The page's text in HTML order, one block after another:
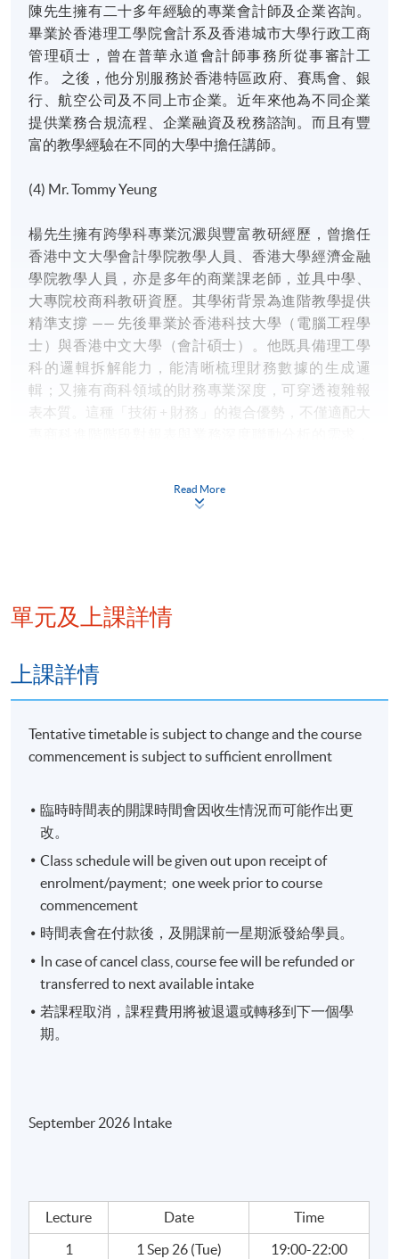
陳先生擁有二十多年經驗的專業會計師及企業咨詢。
畢業於香港理工學院會計系及香港城市大學行政工商
管理碩士，曾在普華永道會計師事務所從事審計工
作。 之後，他分別服務於香港特區政府、賽馬會、銀
行、航空公司及不同上市企業。近年來他為不同企業
提供業務合規流程、企業融資及稅務諮詢。而且有豐
富的教學經驗在不同的大學中擔任講師。
(4) Mr. Tommy Yeung
楊先生擁有跨學科專業沉澱與豐富教研經歷，曾擔任
香港中文大學會計學院教學人員、香港大學經濟金融
學院教學人員，亦是多年的商業課老師，並具中學、
大專院校商科教研資歷。其學術背景為進階教學提供
精準支撐 —— 先後畢業於香港科技大學（電腦工程學
士）與香港中文大學（會計碩士）。他既具備理工學
科的邏輯拆解能力，能清晰梳理財務數據的生成邏
輯；又擁有商科領域的財務專業深度，可穿透複雜報
表本質。這種「技術 + 財務」的複合優勢，不僅適配大
Week 1: Financial Statements
Refresh session to discuss key items on Income
Statement, Balance Sheet, Cashflow Statement and
Details covered in Management Discussion and
Analysis (MD&A), Chairman Statement and Segment
Highlight - analyze a company's business strategies,
operation environment and future outlook
Week 2: Financial Ratios and applying the ratios to
conduct Financial Analysis
Step by step illustration to calculate key ratios
Analyze profitability, operation efficiency, financial
strength, liquidity and valuation multiples
in class group discussion to apply ratio output in
strength and attractiveness to investors
Week 4: Application of Financial Analysis in making
Read More
單元及上課詳情
上課詳情
Tentative timetable is subject to change and the course
commencement is subject to sufficient enrollment
臨時時間表的開課時間會因收生情況而可能作出更
改。
Class schedule will be given out upon receipt of
enrolment/payment; one week prior to course
commencement
時間表會在付款後，及開課前一星期派發給學員。
In case of cancel class, course fee will be refunded or
transferred to next available intake
若課程取消，課程費用將被退還或轉移到下一個學
期。
September 2026 Intake
Lecture Date
Time
1
1 Sep 26 (Tue)
19:00-22:00